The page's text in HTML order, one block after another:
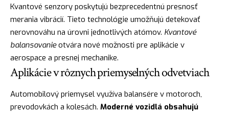
Kvantové senzory poskytujú bezprecedentnú presnosť
merania vibrácií. Tieto technológie umožňujú detekovať
nerovnováhu na úrovni jednotlivých atómov. Kvantové
balansovanieotvára nové možnosti pre aplikácie v
aerospace a presnej mechanike.
Aplikácie v rôznych priemyselných odvetviach
Automobilový priemysel využíva balansére v motoroch,
prevodovkách a kolesách. Moderné vozidlá obsahujú